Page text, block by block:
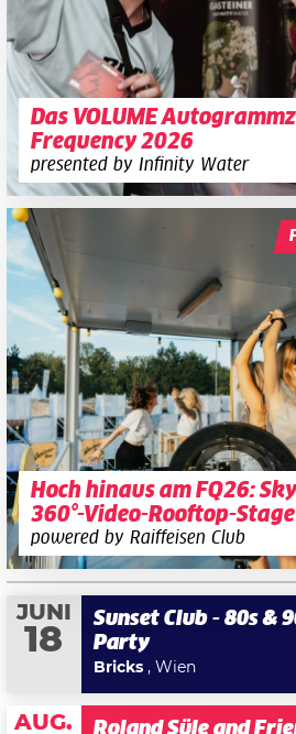
Das VOLUME
Frequency 2026
presented by Infinity Water
Hoch hinaus am FQ26:
360°-Video-Rooftop-Stage
powered by Raiffeisen Club
JUNI
18
Sunset Club - 80s &
Party
Bricks , Wien
AUG. Roland Süle and